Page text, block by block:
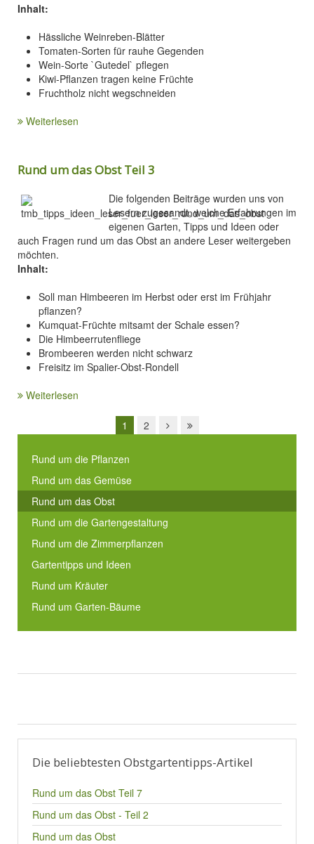
Inhalt:
Hässliche Weinreben-Blätter
Tomaten-Sorten für rauhe Gegenden
Wein-Sorte `Gutedel` pflegen
Kiwi-Pflanzen tragen keine Früchte
Fruchtholz nicht wegschneiden
Weiterlesen
Rund um das Obst Teil 3
Die folgenden Beiträge wurden uns von
Lesern zugesandt, welche Erfahrungen im
eigenen Garten, Tipps und Ideen oder
auch Fragen rund um das Obst an andere Leser weitergeben
möchten.
Inhalt:
Soll man Himbeeren im Herbst oder erst im Frühjahr
pflanzen?
Kumquat-Früchte mitsamt der Schale essen?
Die Himbeerrutenfliege
Brombeeren werden nicht schwarz
Freisitz im Spalier-Obst-Rondell
Weiterlesen
1 2
Rund um die Pflanzen
Rund um das Gemüse
Rund um das Obst
Rund um die Gartengestaltung
Rund um die Zimmerpflanzen
Gartentipps und Ideen
Rund um Kräuter
Rund um Garten-Bäume
Die beliebtesten Obstgartentipps-Artikel
Rund um das Obst Teil 7
Rund um das Obst - Teil 2
Rund um das Obst